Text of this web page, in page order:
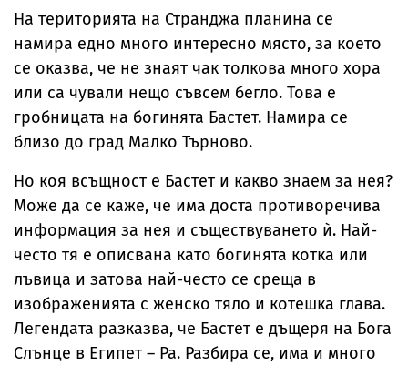
На територията на Странджа планина се
намира едно много интересно място, за което
се оказва, че не знаят чак толкова много хора
или са чували нещо съвсем бегло. Това е
гробницата на богинята Бастет. Намира се
близо до град Малко Търново.
Но коя всъщност е Бастет и какво знаем за нея?
Може да се каже, че има доста противоречива
информация за нея и съществуването ѝ. Най-
често тя е описвана като богинята котка или
лъвица и затова най-често се среща в
изображенията с женско тяло и котешка глава.
Легендата разказва, че Бастет е дъщеря на Бога
Слънце в Египет – Ра. Разбира се, има и много